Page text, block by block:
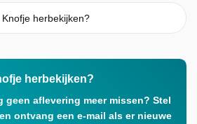
Knofje herbekijken?
herbekijken?
geen aflevering meer missen? Stel
ontvang een e-mail als er nieuwe